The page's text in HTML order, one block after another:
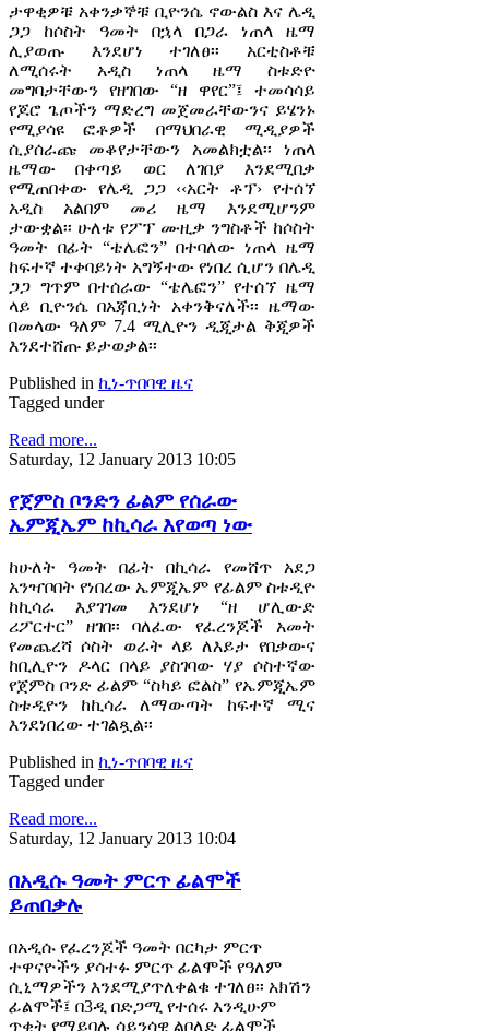
ታዋቂዎቹ አቀንቃኞቹ ቢዮንሴ ኖውልስ እና ሌዲ
ጋጋ ከሶስት ዓመት በኋላ በጋራ ነጠላ ዜማ
ሊያወጡ እንደሆነ ተገለፀ፡፡ አርቲስቶቹ
ለሚሰሩት አዲስ ነጠላ ዜማ ስቱድዮ
መግባታቸውን የዘገበው “ዘ ዋየር”፤ ተመሳሳይ
የጆሮ ጌጦችን ማድረግ መጀመራቸውንና ይሄንኑ
የሚያሳዩ ፎቶዎች በማህበራዊ ሚዲያዎች
ሲያሰራጩ መቆየታቸውን አመልክቷል፡፡ ነጠላ
ዜማው በቀጣይ ወር ለገበያ እንደሚበቃ
የሚጠበቀው የሌዲ ጋጋ ‹‹አርት ቶፕ› የተሰኘ
አዲስ አልበም መሪ ዜማ እንደሚሆንም
ታውቋል፡፡ ሁለቱ የፖፕ ሙዚቃ ንግስቶች ከሶስት
ዓመት በፊት “ቴሌፎን” በተባለው ነጠላ ዜማ
ከፍተኛ ተቀባይነት አግኝተው የነበረ ሲሆን በሌዲ
ጋጋ ግጥም በተሰራው “ቴሌፎን” የተሰኘ ዜማ
ላይ ቢዮንሴ በአጃቢነት አቀንቅናለች፡፡ ዜማው
በመላው ዓለም 7.4 ሚሊዮን ዲጂታል ቅጂዎች
እንደተሸጡ ይታወቃል፡፡
Published in ኪነ-ጥበባዊ ዜና
Tagged under
Read more...
Saturday, 12 January 2013 10:05
የጀምስ ቦንድን ፊልም የሰራው
ኤምጂኤም ከኪሳራ እየወጣ ነው
ከሁለት ዓመት በፊት በኪሳራ የመሸጥ አደጋ
አንዣቦበት የነበረው ኤምጂኤም የፊልም ስቱዲዮ
ከኪሳራ እያገገመ እንደሆነ “ዘ ሆሊውድ
ሪፖርተር” ዘገበ፡፡ ባለፈው የፈረንጆች አመት
የመጨረሻ ሶስት ወራት ላይ ለእይታ የበቃውና
ከቢሊዮን ዶላር በላይ ያስገባው ሃያ ሶስተኛው
የጀምስ ቦንድ ፊልም “ስካይ ፎልስ” የኤምጂኤም
ስቱዲዮን ከኪሳራ ለማውጣት ከፍተኛ ሚና
እንደነበረው ተገልጿል፡፡
Published in ኪነ-ጥበባዊ ዜና
Tagged under
Read more...
Saturday, 12 January 2013 10:04
በአዲሱ ዓመት ምርጥ ፊልሞች
ይጠበቃሉ
በአዲሱ የፈረንጆች ዓመት በርካታ ምርጥ
ተዋናዮችን ያሳተፉ ምርጥ ፊልሞች የዓለም
ሲኒማዎችን እንደሚያጥለቀልቁ ተገለፀ፡፡ አክሽን
ፊልሞች፤ በ3ዲ በድጋሚ የተሰሩ እንዲሁም
ጥቂት የማይባሉ ሳይንሳዊ ልቦለድ ፊልሞች